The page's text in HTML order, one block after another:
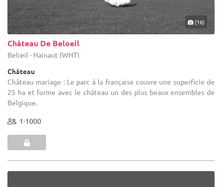
(16)
Château De Beloeil
Belœil - Hainaut (WHT)
Château
Château mariage : Le parc à la française couvre une superficie de
25 ha et forme avec le château un des plus beaux ensembles de
Belgique.
1-1000